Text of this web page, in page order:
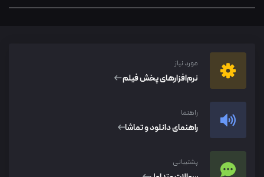
مورد نیاز
نرم‌افزار‌های پخش فیلم
راهنما
راهنمای دانلود و تماشا
پشتیبانی